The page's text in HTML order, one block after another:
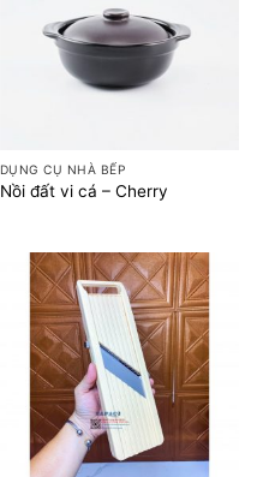
DỤNG CỤ NHÀ BẾP
Nồi đất vi cá – Cherry